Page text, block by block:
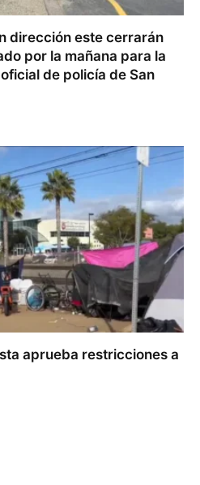
dirección este cerrarán
por la mañana para la
de policía de San
aprueba restricciones a